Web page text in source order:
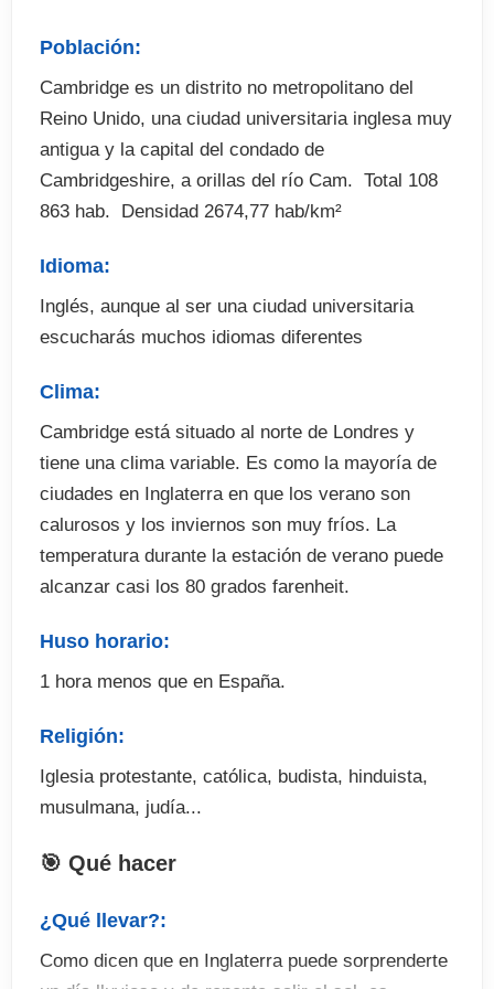
Población:
Cambridge es un distrito no metropolitano del
Reino Unido, una ciudad universitaria inglesa muy
antigua y la capital del condado de
Cambridgeshire, a orillas del río Cam.  Total 108
863 hab.  Densidad 2674,77 hab/km²
Idioma:
Inglés, aunque al ser una ciudad universitaria
escucharás muchos idiomas diferentes
Clima:
Cambridge está situado al norte de Londres y
tiene una clima variable. Es como la mayoría de
ciudades en Inglaterra en que los verano son
calurosos y los inviernos son muy fríos. La
temperatura durante la estación de verano puede
alcanzar casi los 80 grados farenheit.
Huso horario:
1 hora menos que en España.
Religión:
Iglesia protestante, católica, budista, hinduista,
musulmana, judía...
🎯 Qué hacer
¿Qué llevar?:
Como dicen que en Inglaterra puede sorprenderte